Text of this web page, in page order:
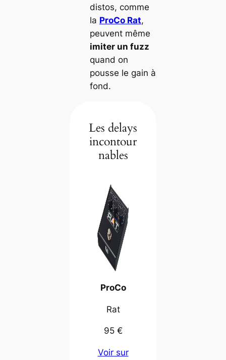
distos, comme
la ProCo Rat,
peuvent même
imiter un fuzz
quand on
pousse le gain à
fond.
Les delays
incontour
nables
ProCo
Rat
95 €
Voir sur